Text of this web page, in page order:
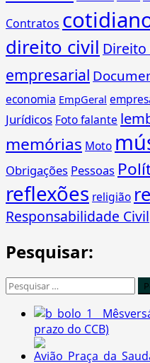
Contratos
direito civil Direito
empresarial
economia EmpGeral
Jurídicos Foto falante
memórias Moto
Obrigações Pessoas
reflexões religião
Responsabilidade Civil
Pesquisar:
Pesquisar
prazo do CCB)